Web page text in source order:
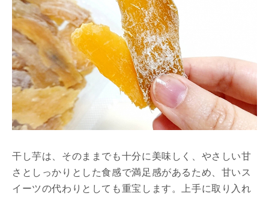
干し芋は、そのままでも十分に美味しく、やさしい甘
さとしっかりとした食感で満足感があるため、甘いス
イーツの代わりとしても重宝します。上手に取り入れ